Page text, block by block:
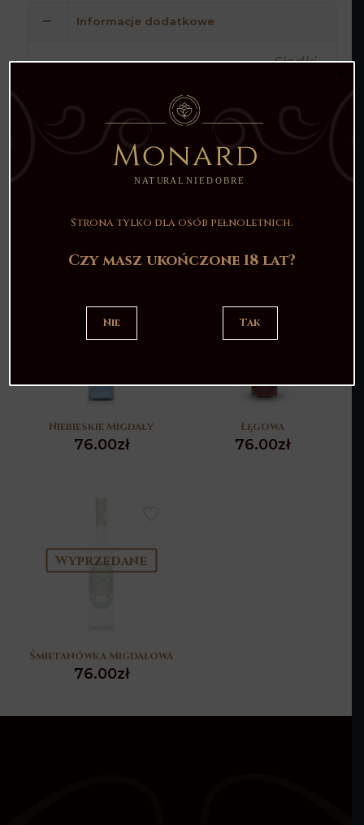
Informacje dodatkowe
Słodki,
Niebieskie Migdały
76.00zł
Łęgowa
76.00zł
Wyprzedane
Śmietanówka Migdałowa
76.00zł
Strona tylko dla osób pełnoletnich.
Czy masz ukończone 18 lat?
Nie Tak